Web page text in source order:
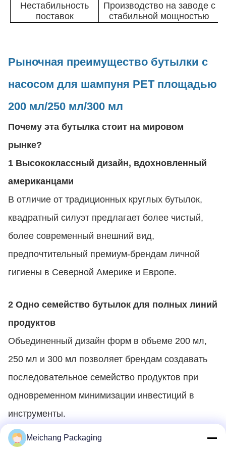
Нестабильность
поставок
Производство на заводе с
стабильной мощностью
Рыночная преимущество бутылки с
насосом для шампуня PET площадью
200 мл/250 мл/300 мл
Почему эта бутылка стоит на мировом
рынке?
1 Высококлассный дизайн, вдохновленный
американцами
В отличие от традиционных круглых бутылок,
квадратный силуэт предлагает более чистый,
более современный внешний вид,
предпочтительный премиум-брендам личной
гигиены в Северной Америке и Европе.
2 Одно семейство бутылок для полных линий
продуктов
Объединенный дизайн форм в объеме 200 мл,
250 мл и 300 мл позволяет брендам создавать
последовательное семейство продуктов при
одновременном минимизации инвестиций в
инструменты.
3 Решение упаковки, ориентированное на
Meichang Packaging